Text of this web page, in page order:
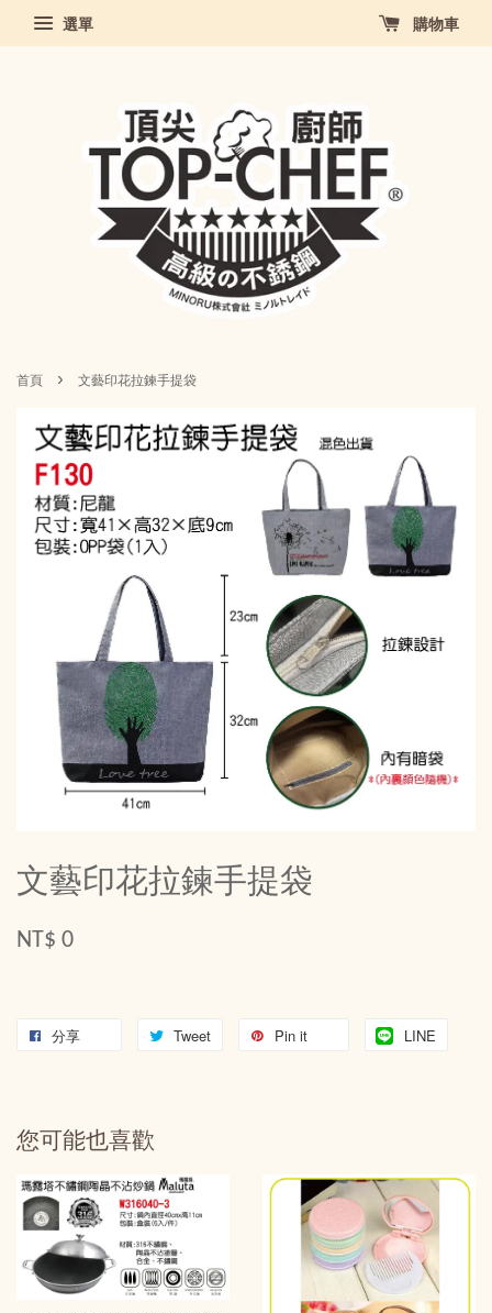
選單 購物車
首頁 › 文藝印花拉鍊手提袋
文藝印花拉鍊手提袋
NT$ 0
分享 Tweet Pin it LINE
您可能也喜歡